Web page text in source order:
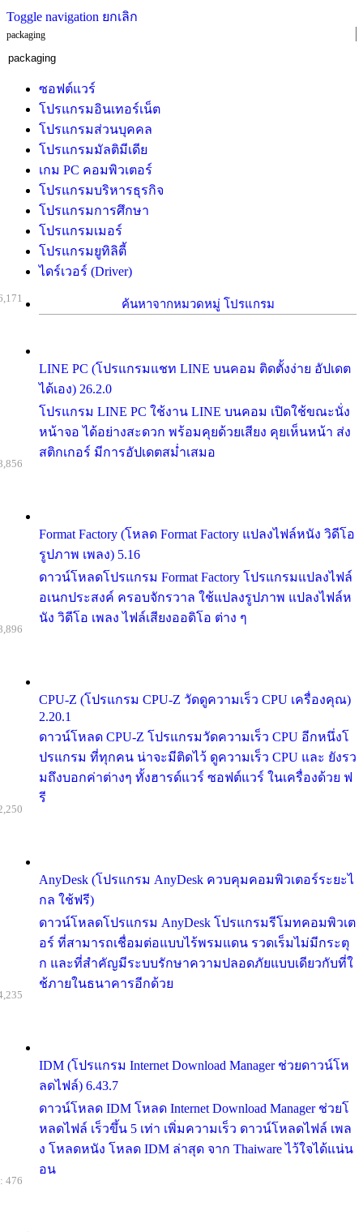
Toggle navigation ยกเลิก
packaging
ซอฟต์แวร์
โปรแกรมอินเทอร์เน็ต
โปรแกรมส่วนบุคคล
โปรแกรมมัลติมีเดีย
เกม PC คอมพิวเตอร์
โปรแกรมบริหารธุรกิจ
โปรแกรมการศึกษา
โปรแกรมเมอร์
โปรแกรมยูทิลิตี้
ไดร์เวอร์ (Driver)
ค้นหาจากหมวดหมู่ โปรแกรม
LINE PC (โปรแกรมแชท LINE บนคอม ติดตั้งง่าย อัปเดต
ได้เอง) 26.2.0
โปรแกรม LINE PC ใช้งาน LINE บนคอม เปิดใช้ขณะนั่ง
หน้าจอ ได้อย่างสะดวก พร้อมคุยด้วยเสียง คุยเห็นหน้า ส่ง
สติกเกอร์ มีการอัปเดตสม่ำเสมอ
Format Factory (โหลด Format Factory แปลงไฟล์หนัง วิดีโอ
รูปภาพ เพลง) 5.16
ดาวน์โหลดโปรแกรม Format Factory โปรแกรมแปลงไฟล์
อเนกประสงค์ ครอบจักรวาล ใช้แปลงรูปภาพ แปลงไฟล์ห
นัง วิดีโอ เพลง ไฟล์เสียงออดิโอ ต่าง ๆ
CPU-Z (โปรแกรม CPU-Z วัดดูความเร็ว CPU เครื่องคุณ)
2.20.1
ดาวน์โหลด CPU-Z โปรแกรมวัดความเร็ว CPU อีกหนึ่งโ
ปรแกรม ที่ทุกคน น่าจะมีติดไว้ ดูความเร็ว CPU และ ยังรว
มถึงบอกค่าต่างๆ ทั้งฮารด์แวร์ ซอฟต์แวร์ ในเครื่องด้วย ฟ
รี
AnyDesk (โปรแกรม AnyDesk ควบคุมคอมพิวเตอร์ระยะไ
กล ใช้ฟรี)
ดาวน์โหลดโปรแกรม AnyDesk โปรแกรมรีโมทคอมพิวเต
อร์ ที่สามารถเชื่อมต่อแบบไร้พรมแดน รวดเร็มไม่มีกระตุ
ก และที่สำคัญมีระบบรักษาความปลอดภัยแบบเดียวกับที่ใ
ช้ภายในธนาคารอีกด้วย
IDM (โปรแกรม Internet Download Manager ช่วยดาวน์โห
ลดไฟล์) 6.43.7
ดาวน์โหลด IDM โหลด Internet Download Manager ช่วยโ
หลดไฟล์ เร็วขึ้น 5 เท่า เพิ่มความเร็ว ดาวน์โหลดไฟล์ เพล
ง โหลดหนัง โหลด IDM ล่าสุด จาก Thaiware ไว้ใจได้แน่น
อน
476